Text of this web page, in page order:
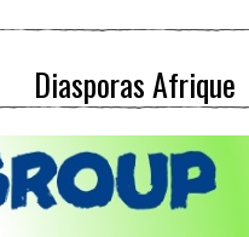
Diasporas Afrique